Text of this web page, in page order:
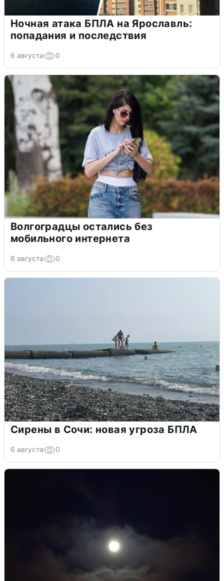
Ночная атака БПЛА на Ярославль:
попадания и последствия
6 августа 0
Волгоградцы остались без
мобильного интернета
6 августа 0
Сирены в Сочи: новая угроза БПЛА
6 августа 0